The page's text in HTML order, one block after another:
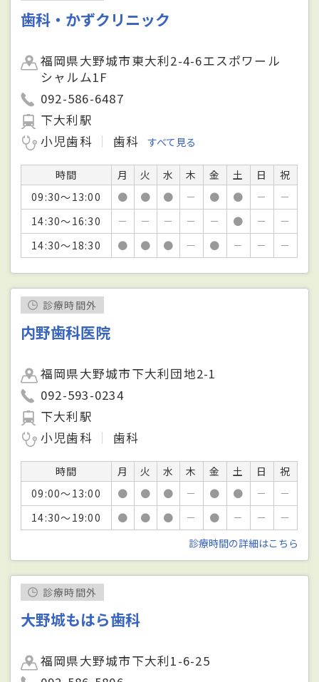
歯科・かずクリニック
福岡県大野城市東大利2-4-6エスポワール
シャルム1F
092-586-6487
下大利駅
小児歯科
歯科 すべて見る
時間 月 火 水 木 金 土 日
祝
09:30～13:00
● ● ● － ● ● －
－
14:30～16:30
－ － － － － ● －
－
14:30～18:30
● ● ● － ● － － －
診療時間外
内野歯科医院
福岡県大野城市下大利団地2-1
092-593-0234
下大利駅
小児歯科
歯科
時間 月 火 水 木 金 土 日
祝
09:00～13:00
● ● ● － ● ● －
－
14:30～19:00
● ● ● － ● － －
－
診療時間の詳細はこちら
診療時間外
大野城もはら歯科
福岡県大野城市下大利1-6-25